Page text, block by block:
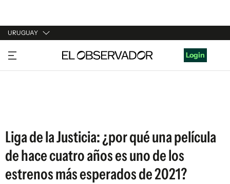
URUGUAY
URUGUAY
ARGENTINA
Login
Liga de la Justicia: ¿por qué una película
de hace cuatro años es uno de los
estrenos más esperados de 2021?